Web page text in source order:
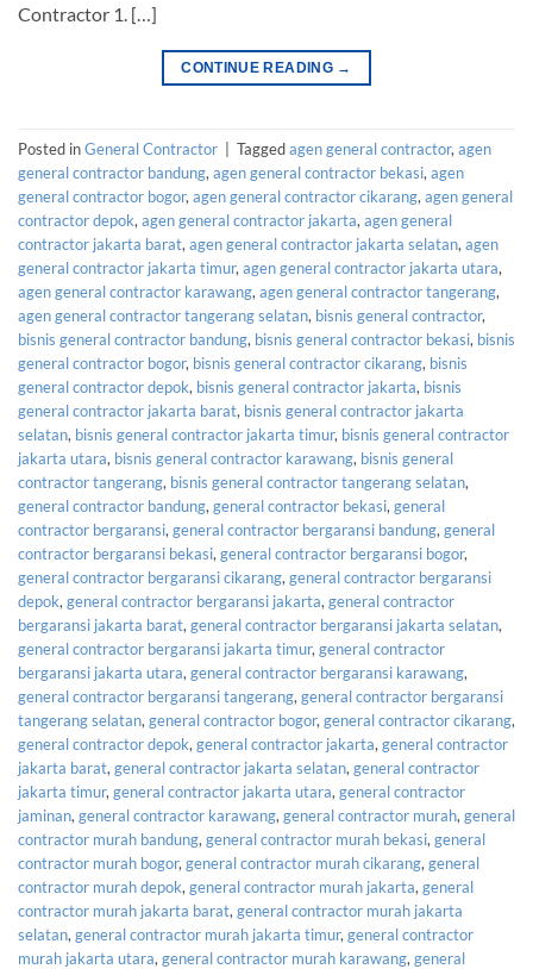
Contractor 1. […]
CONTINUE READING →
Posted inGeneral Contractor Taggedagen general contractor, agen
general contractor bandung, agen general contractor bekasi, agen
general contractor bogor, agen general contractor cikarang, agen general
contractor depok, agen general contractor jakarta, agen general
contractor jakarta barat, agen general contractor jakarta selatan, agen
general contractor jakarta timur, agen general contractor jakarta utara,
agen general contractor karawang, agen general contractor tangerang,
agen general contractor tangerang selatan, bisnis general contractor,
bisnis general contractor bandung, bisnis general contractor bekasi, bisnis
general contractor bogor, bisnis general contractor cikarang, bisnis
general contractor depok, bisnis general contractor jakarta, bisnis
general contractor jakarta barat, bisnis general contractor jakarta
selatan, bisnis general contractor jakarta timur, bisnis general contractor
jakarta utara, bisnis general contractor karawang, bisnis general
contractor tangerang, bisnis general contractor tangerang selatan,
general contractor bandung, general contractor bekasi, general
contractor bergaransi, general contractor bergaransi bandung, general
contractor bergaransi bekasi, general contractor bergaransi bogor,
general contractor bergaransi cikarang, general contractor bergaransi
depok, general contractor bergaransi jakarta, general contractor
bergaransi jakarta barat, general contractor bergaransi jakarta selatan,
general contractor bergaransi jakarta timur, general contractor
bergaransi jakarta utara, general contractor bergaransi karawang,
general contractor bergaransi tangerang, general contractor bergaransi
tangerang selatan, general contractor bogor, general contractor cikarang,
general contractor depok, general contractor jakarta, general contractor
jakarta barat, general contractor jakarta selatan, general contractor
jakarta timur, general contractor jakarta utara, general contractor
jaminan, general contractor karawang, general contractor murah, general
contractor murah bandung, general contractor murah bekasi, general
contractor murah bogor, general contractor murah cikarang, general
contractor murah depok, general contractor murah jakarta, general
contractor murah jakarta barat, general contractor murah jakarta
selatan, general contractor murah jakarta timur, general contractor
murah jakarta utara, general contractor murah karawang, general